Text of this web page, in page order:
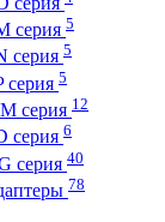
серия 5
серия 5
серия 5
серия 12
серия 6
серия 40
78